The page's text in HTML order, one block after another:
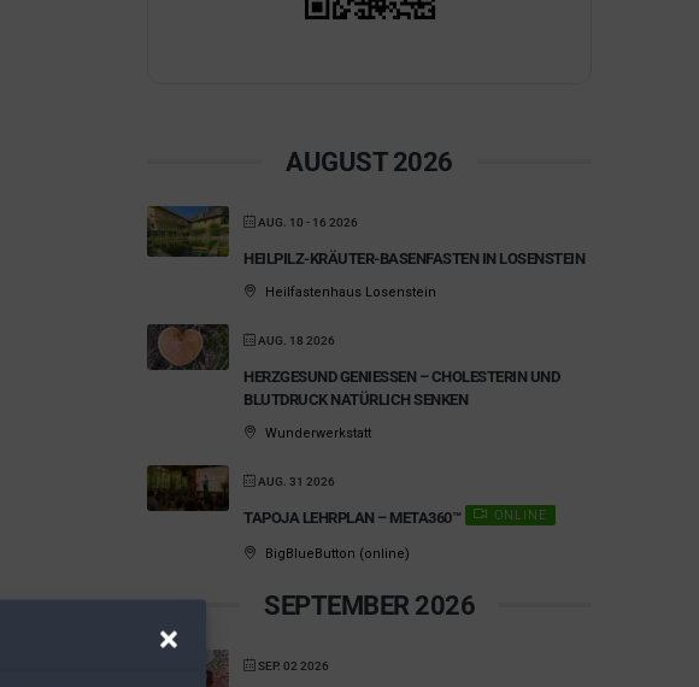
AUGUST 2026
AUG. 10 - 16 2026
HEILPILZ-KRÄUTER-BASENFASTEN IN LOSENSTEIN
Heilfastenhaus Losenstein
AUG. 18 2026
HERZGESUND GENIESSEN – CHOLESTERIN UND B
LUTDRUCK NATÜRLICH SENKEN
Wunderwerkstatt
AUG. 31 2026
TAPOJA LEHRPLAN – META360™ ONLINE
BigBlueButton (online)
SEPTEMBER 2026
SEP. 02 2026